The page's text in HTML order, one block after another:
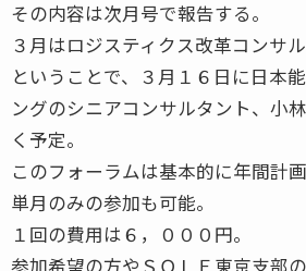
その内容は次月号で報告する。
３月はロジスティクス改革コンサ
ということで、３月１６日に日本
ングのシニアコンサルタント、小
く予定。
このフォーラムは基本的に年間計
単月のみの参加も可能。
１回の費用は６，０００円。
参加希望の方やＳＯＬＥ東京支部